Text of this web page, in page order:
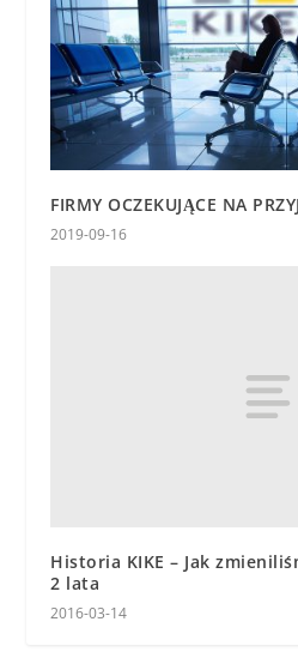
FIRMY OCZEKUJĄCE NA
2019-09-16
Historia KIKE – Jak
2 lata
2016-03-14